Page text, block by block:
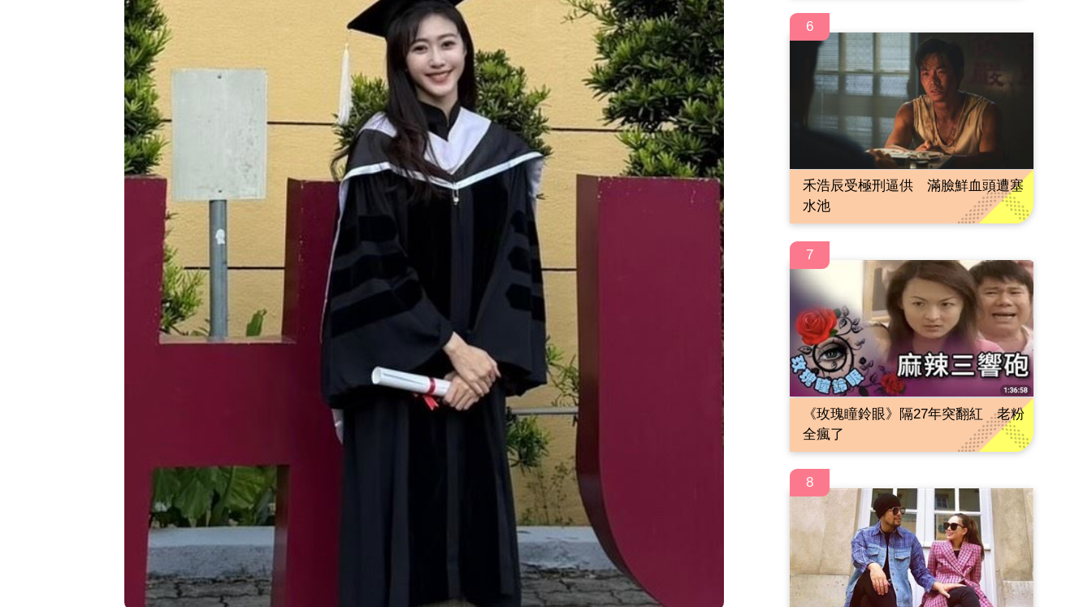
6
禾浩辰受極刑逼供 滿臉鮮血頭遭塞
水池
7
《玫瑰瞳鈴眼》隔27年突翻紅 老粉
全瘋了
8